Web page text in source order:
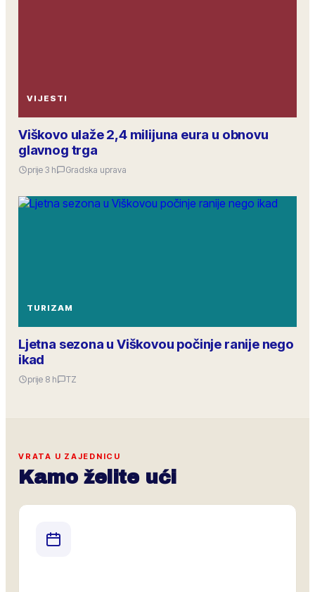
VIJESTI
Viškovo ulaže 2,4 milijuna eura u obnovu
glavnog trga
prije 3 h Gradska uprava
TURIZAM
Ljetna sezona u Viškovou počinje ranije nego
ikad
prije 8 h TZ
VRATA U ZAJEDNICU
Kamo želite ući